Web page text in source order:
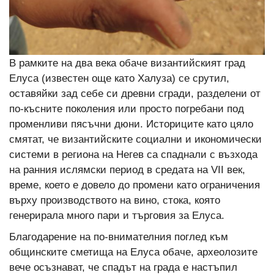
В рамките на два века обаче византийският град
Елуса (известен още като Халуза) се срутил,
оставяйки зад себе си древни сгради, разделени от
по-късните поколения или просто погребани под
променливи пясъчни дюни. Историците като цяло
смятат, че византийските социални и икономически
системи в региона на Негев са спаднали с възхода
на ранния ислямски период в средата на VII век,
време, което е довело до промени като ограничения
върху производството на вино, стока, която
генерирала много пари и търговия за Елуса.
Благодарение на по-внимателния поглед към
общинските сметища на Елуса обаче, археолозите
вече осъзнават, че спадът на града е настъпил